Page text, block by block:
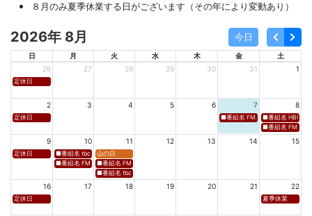
８月のみ夏季休業する日がございます（その年により変動あり）
2026年 8月 今日
日 月 火 水 木 金
土
26
27 28 29 30 31 1
定休日
2 3 4 5 6 7 8
定休日 ■番組名 FM新潟「SOUND
■番組名 HBC北
■番組名 FM 福
9 10 11 12 13 14 15
定休日 ■番組名 tbcラジオ「en∞Voyage(エン・ボヤージュ)」 ■放送日時 https://www.tbc-
山の日
■番組名 FM秋田「mix」 ■放送日時 https://www.fm-akita.co.jp/program/ ※黒沢 薫、安岡
■番組名 FM山形「WAVE4yamagata EXCEED」 ■放送日時 https://
■番組名 tbc東北放送「ウォッチン！みやぎ」 ■放送日時 https://www.tbc-
16 17 18 19 20 21 22
定休日 夏季休業